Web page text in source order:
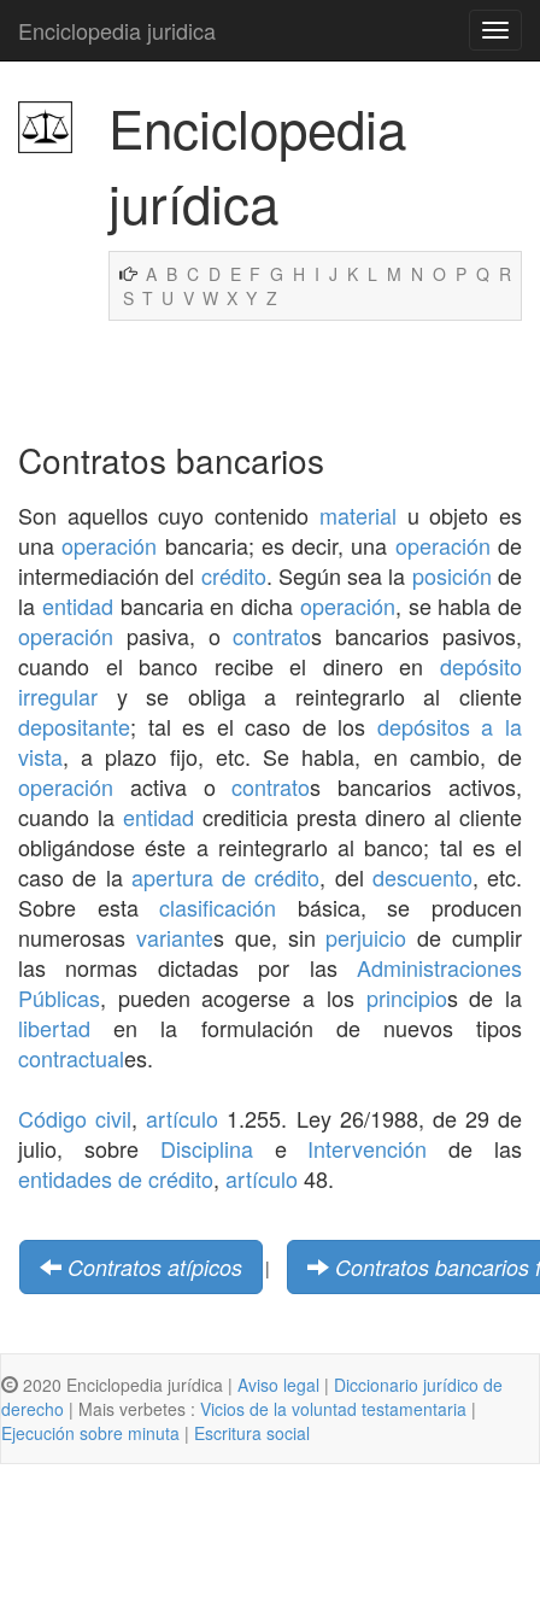
Enciclopedia juridica
Enciclopedia
jurídica
A B C D E F G H I J K L M N O P Q R
S T U V W X Y Z
Contratos bancarios
Son aquellos cuyo contenido material u objeto es
unaoperación bancaria; es decir, una operación de
intermediación del crédito. Según sea la posición de
la entidad bancaria en dicha operación, se habla de
operación pasiva, ocontratos bancarios pasivos,
cuando el banco recibe el dinero en depósito
irregular y se obliga a reintegrarlo al cliente
depositante; tal es el caso de los depósitos a la
vista, a plazo fijo, etc. Se habla, en cambio, de
operación activa ocontratos bancarios activos,
cuando la entidad crediticia presta dinero al cliente
obligándose éste a reintegrarlo al banco; tal es el
caso de la apertura de crédito, del descuento, etc.
Sobre estaclasificación básica, se producen
numerosas variantes que, sin perjuicio de cumplir
las normas dictadas por las Administraciones
Públicas, pueden acogerse a los principios de la
libertad en la formulación de nuevos tipos
contractuales.
Código civil,artículo 1.255. Ley 26/1988, de 29 de
julio, sobre Disciplinae Intervención de las
entidades de crédito, artículo 48.
Contratos atípicos | Contratos bancarios
2020 Enciclopedia jurídica | Aviso legal | Diccionario jurídico de
derecho | Mais verbetes : Vicios de la voluntad testamentaria |
Ejecución sobre minuta | Escritura social